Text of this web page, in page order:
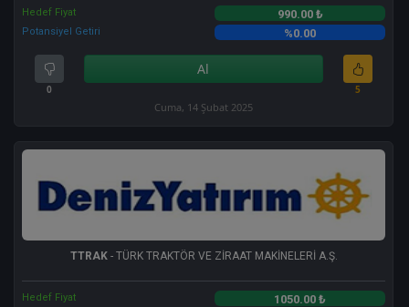
Hedef Fiyat 990.00 ₺
Potansiyel Getiri %0.00
0
Al
5
Cuma, 14 Şubat 2025
TTRAK- TÜRK TRAKTÖR VE ZİRAAT MAKİNELERİ A.Ş.
Hedef Fiyat 1050.00 ₺